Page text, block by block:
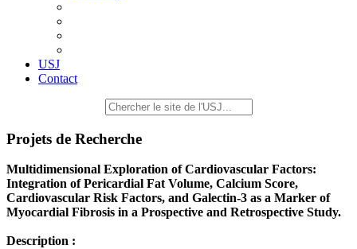
USJ
Contact
Projets de Recherche
Multidimensional Exploration of Cardiovascular Factors:
Integration of Pericardial Fat Volume, Calcium Score,
Cardiovascular Risk Factors, and Galectin-3 as a Marker of
Myocardial Fibrosis in a Prospective and Retrospective Study.
Description :